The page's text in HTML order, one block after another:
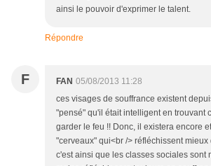
ainsi le pouvoir d'exprimer le talent.
Répondre
F FAN 05/08/2013 11:28
ces visages de souffrance existent
"pensé" qu'il était intelligent en trouvant
garder le feu !! Donc, il existera encore
"cerveaux" qui<br /> réfléchissent mieux
c'est ainsi que les classes sociales sont